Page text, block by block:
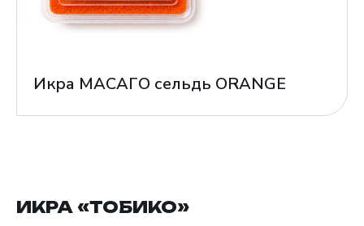
Икра МАСАГО сельдь ORANGE
ИКРА «ТОБИКО»